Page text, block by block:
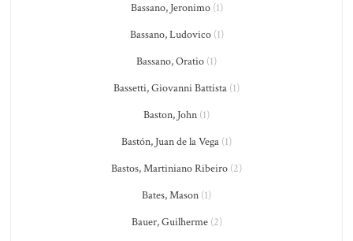
Bassano, Jeronimo(1)
Bassano, Ludovico(1)
Bassano, Oratio (1)
Bassetti, Giovanni Battista (1)
Baston, John (1)
Bastón, Juan de la Vega (1)
Bastos, Martiniano Ribeiro (2)
Bates, Mason (1)
Bauer, Guilherme(2)